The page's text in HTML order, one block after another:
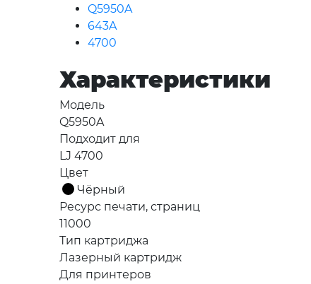
Q5950A
643A
4700
Характеристики
Модель
Q5950A
Подходит для
LJ 4700
Цвет
Чёрный
Ресурс печати, страниц
11000
Тип картриджа
Лазерный картридж
Для принтеров